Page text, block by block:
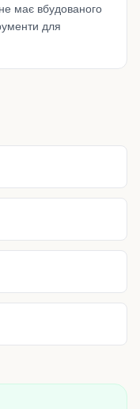
має вбудованого
для